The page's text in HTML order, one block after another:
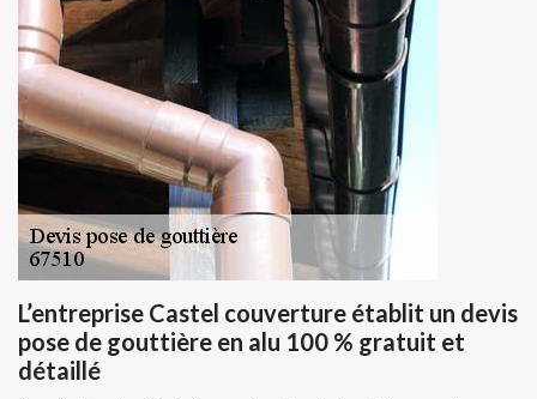
L’entreprise Castel couverture établit un devis
pose de gouttière en alu 100 % gratuit et
détaillé